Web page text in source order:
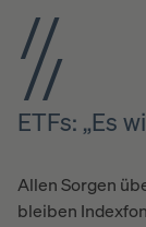
ETFs: „Es
Allen Sorgen
bleiben